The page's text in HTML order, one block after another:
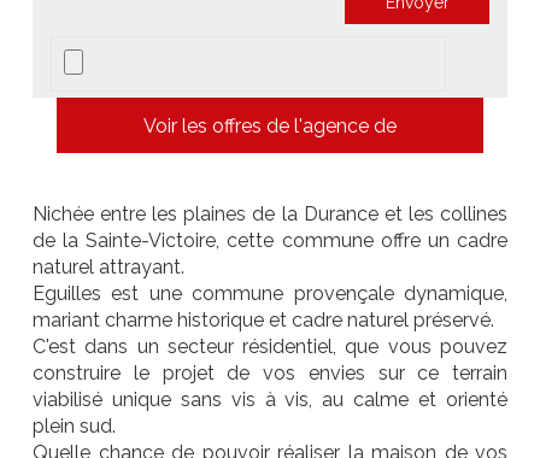
Voir les offres de l'agence de
Nichée entre les plaines de la Durance et les collines
de la Sainte-Victoire, cette commune offre un cadre
naturel attrayant.
Eguilles est une commune provençale dynamique,
mariant charme historique et cadre naturel préservé.
C'est dans un secteur résidentiel, que vous pouvez
construire le projet de vos envies sur ce terrain
viabilisé unique sans vis à vis, au calme et orienté
plein sud.
Quelle chance de pouvoir réaliser la maison de vos